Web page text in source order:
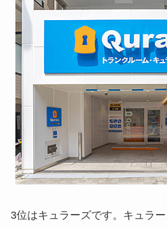
3位はキュラーズです。キュラ